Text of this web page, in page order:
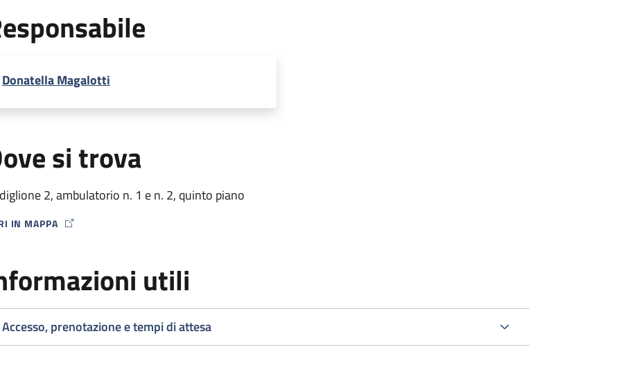
Donatella Magalotti
si trova
2, ambulatorio n. 1 e n. 2, quinto piano
IN MAPPA
ICON
utili
Accesso, prenotazione e tempi di attesa